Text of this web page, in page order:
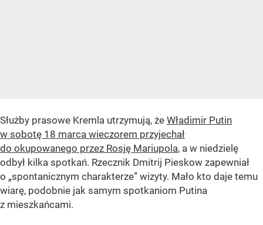
Służby prasowe Kremla utrzymują, że Władimir Putin
w sobotę 18 marca wieczorem przyjechał
do okupowanego przez Rosję Mariupola, a w niedzielę
odbył kilka spotkań. Rzecznik Dmitrij Pieskow zapewniał
o „spontanicznym charakterze” wizyty. Mało kto daje temu
wiarę, podobnie jak samym spotkaniom Putina
z mieszkańcami.